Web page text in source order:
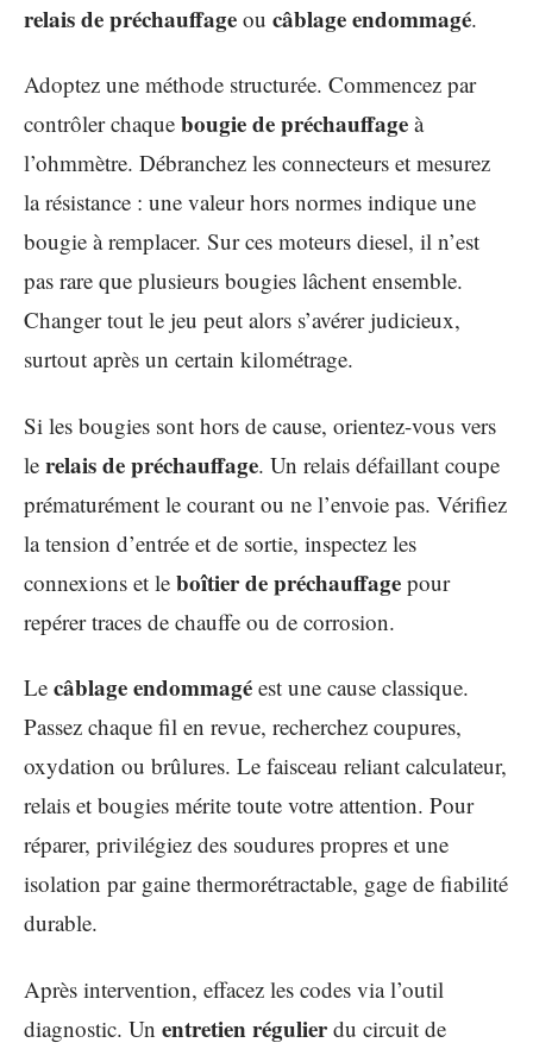
relais de préchauffage ou câblage endommagé.
Adoptez une méthode structurée. Commencez par
contrôler chaque bougie de préchauffage à
l’ohmmètre. Débranchez les connecteurs et mesurez
la résistance : une valeur hors normes indique une
bougie à remplacer. Sur ces moteurs diesel, il n’est
pas rare que plusieurs bougies lâchent ensemble.
Changer tout le jeu peut alors s’avérer judicieux,
surtout après un certain kilométrage.
Si les bougies sont hors de cause, orientez-vous vers
le relais de préchauffage. Un relais défaillant coupe
prématurément le courant ou ne l’envoie pas. Vérifiez
la tension d’entrée et de sortie, inspectez les
connexions et le boîtier de préchauffage pour
repérer traces de chauffe ou de corrosion.
Le câblage endommagé est une cause classique.
Passez chaque fil en revue, recherchez coupures,
oxydation ou brûlures. Le faisceau reliant calculateur,
relais et bougies mérite toute votre attention. Pour
réparer, privilégiez des soudures propres et une
isolation par gaine thermorétractable, gage de fiabilité
durable.
Après intervention, effacez les codes via l’outil
diagnostic. Un entretien régulierdu circuit de